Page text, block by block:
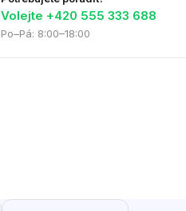
Volejte ‭+420 555 333 688
Po–Pá: 8:00–18:00